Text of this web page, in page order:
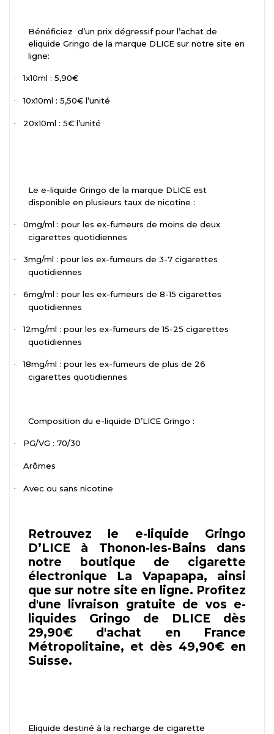
Bénéficiez d’un prix dégressif pour l’achat de
eliquide Gringo de la marque DLICE sur notre site en
ligne:
· 1x10ml : 5,90€
· 10x10ml : 5,50€ l’unité
· 20x10ml : 5€ l’unité
Le e-liquide Gringo de la marque DLICE est
disponible en plusieurs taux de nicotine :
·
0mg/ml : pour les ex-fumeurs de moins de deux
cigarettes quotidiennes
·
3mg/ml : pour les ex-fumeurs de 3-7 cigarettes
quotidiennes
·
6mg/ml : pour les ex-fumeurs de 8-15 cigarettes
quotidiennes
·
12mg/ml : pour les ex-fumeurs de 15-25 cigarettes
quotidiennes
·
18mg/ml : pour les ex-fumeurs de plus de 26
cigarettes quotidiennes
Composition du e-liquide D’LICE Gringo :
· PG/VG : 70/30
· Arômes
· Avec ou sans nicotine
Retrouvez le e-liquide Gringo
D’LICE à Thonon-les-Bains dans
notre boutique de cigarette
électronique La Vapapapa, ainsi
que sur notre site en ligne. Profitez
d'une livraison gratuite de vos e-
liquides Gringo de DLICE dès
29,90€ d'achat en France
Métropolitaine, et dès 49,90€ en
Suisse.
Eliquide destiné à la recharge de cigarette